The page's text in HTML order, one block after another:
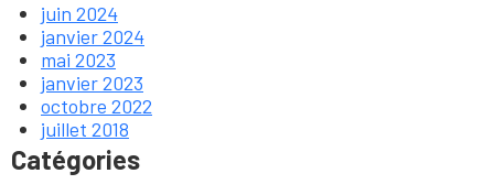
juin 2024
janvier 2024
mai 2023
janvier 2023
octobre 2022
juillet 2018
Catégories